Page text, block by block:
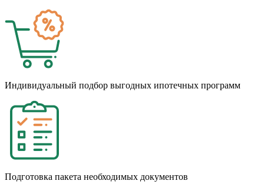
Индивидуальный подбор выгодных ипотечных программ
Подготовка пакета необходимых документов